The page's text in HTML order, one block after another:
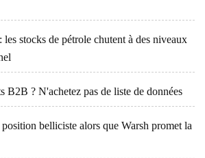
stocks de pétrole chutent à des niveaux
B2B ? N'achetez pas de liste de données
belliciste alors que Warsh promet la